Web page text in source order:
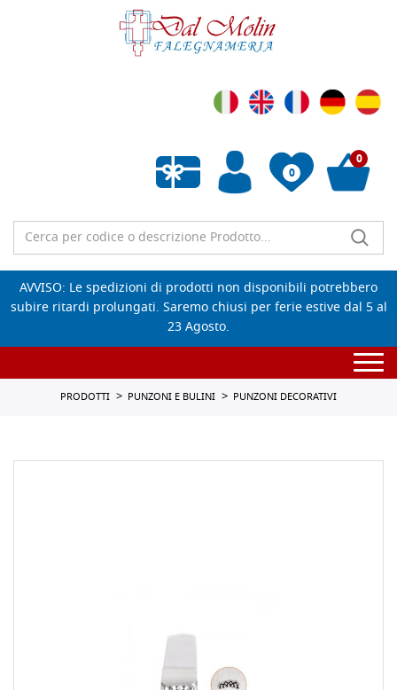
0
Wishlist vuota
0
AVVISO: Le spedizioni di prodotti non disponibili potrebbero
subire ritardi prolungati. Saremo chiusi per ferie estive dal 5 al
23 Agosto.
PRODOTTI PUNZONI E BULINI PUNZONI DECORATIVI